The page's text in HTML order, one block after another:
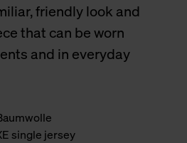
friendly look and
that can be worn
and in everyday
single jersey